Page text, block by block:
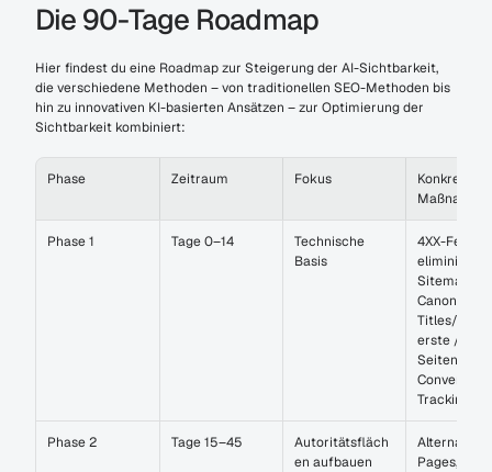
Die 90-Tage Roadmap
Hier findest du eine Roadmap zur Steigerung der AI-Sichtbarkeit,
die verschiedene Methoden – von traditionellen SEO-Methoden bis
hin zu innovativen KI-basierten Ansätzen – zur Optimierung der
Sichtbarkeit kombiniert:
Phase Zeitraum Fokus
Konkrete
Phase 1 Tage 0–14
Technische
Basis
4XX-Fehler
eliminieren,
Sitemap,
Canonicals,
Titles/
erste /vs-
Seiten,
Conversion-
Tracking
Phase 2 Tage 15–45
Autoritätsfläch
en aufbauen
Alternative-
Pages, Use-